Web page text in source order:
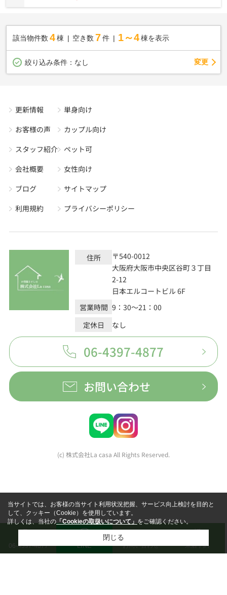
該当物件数 4棟 空き数 7 件 1～4 棟を表示
絞り込み条件： なし 変更
更新情報
お客様の声
スタッフ紹介
会社概要
ブログ
利用規約
単身向け
カップル向け
ペット可
女性向け
サイトマップ
プライバシーポリシー
住所
〒540-0012
大阪府大阪市中央区谷町３丁目
2-12
日本エルコートビル 6F
営業時間 9：30～21：00
定休日
なし
06-4397-4877
お問い合わせ
(c) 株式会社La casa All Rights Reserved.
06-4397-4877 LINE お問い合わせ 来店予約
当サイトでは、お客様の当サイト利用状況把握、サービス向上検討を目的と
して、クッキー（Cookie）を使用しています。
詳しくは、当社の「Cookieの取扱いについて」をご確認ください。
閉じる